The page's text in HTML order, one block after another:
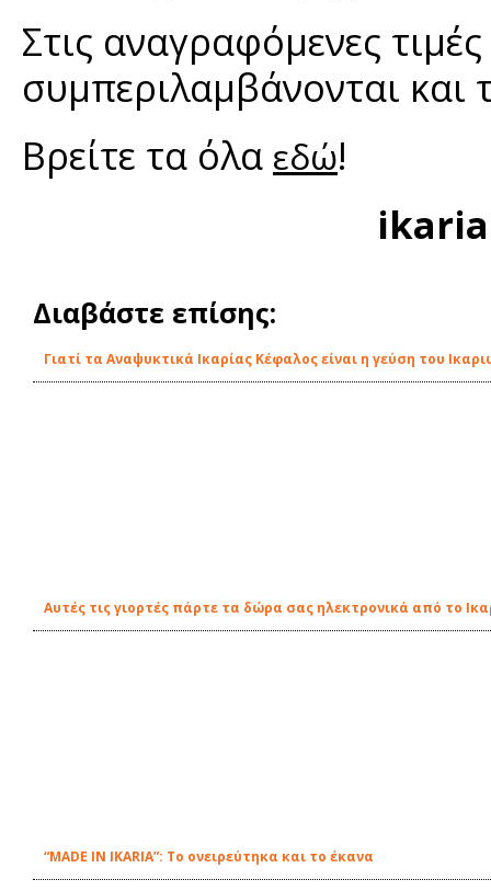
Στις αναγραφόμενες
συμπεριλαμβάνονται
Βρείτε τα όλα εδώ!
Διαβάστε επίσης:
Γιατί τα Αναψυκτικά Ικαρίας Κέφαλος είναι η γεύση του
Αυτές τις γιορτές πάρτε τα δώρα σας ηλεκτρονικά από το
“MADE IN IKARIA”: Το ονειρεύτηκα και το έκανα